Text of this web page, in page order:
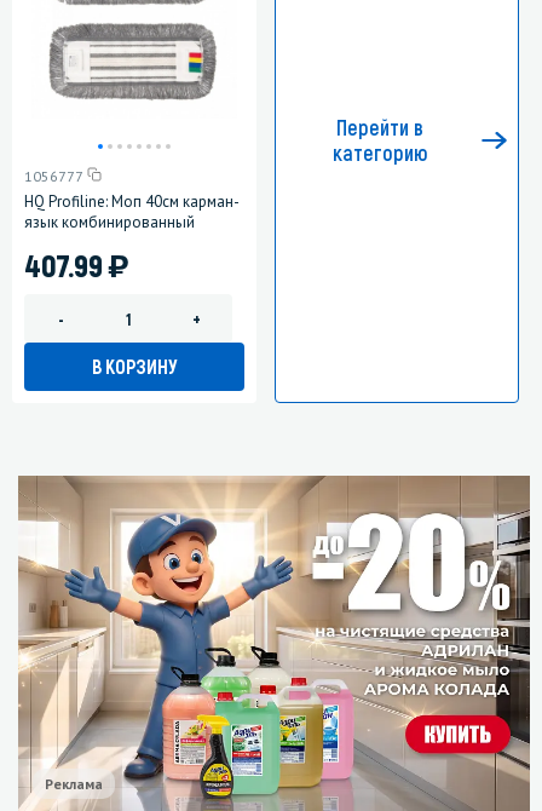
1056777
HQ Profiline: Моп 40см карман-
язык комбинированный
407.99)
- +
В КОРЗИНУ
Перейти в
категорию
Реклама